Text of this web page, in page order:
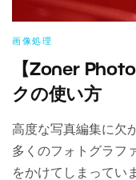
画像処理
【Zoner
クの使い方
高度な写真編集に欠
多くのフォトグラフ
をかけてしまってい